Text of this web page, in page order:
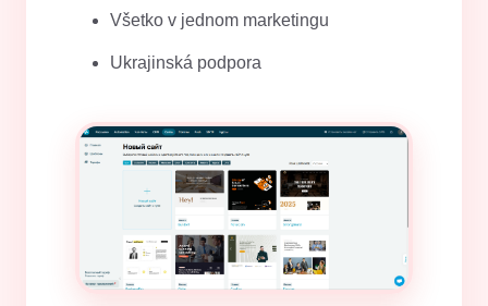
Všetko v jednom marketingu
Ukrajinská podpora